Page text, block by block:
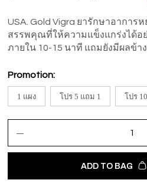
USA. Gold Vigra ยารักษาอาการ
สรรพคุณที่ให้ความแข็งแกร่งได้อ
ภายใน 10-15 นาที แถมยังมีผลข้า
Promotion:
1 แผง โปร 5 แถม 1 โปร
ADD TO BAG